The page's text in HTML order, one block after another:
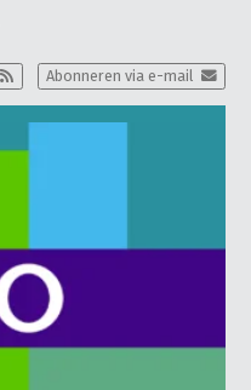
Abonneren via e-mail